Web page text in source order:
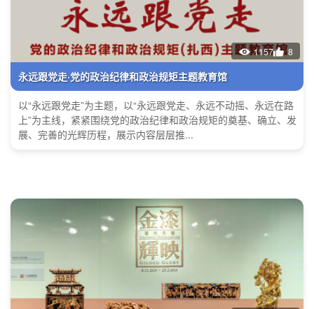
1157 8
永远跟党走·党的政治纪律和政治规矩主题教育馆
以“永远跟党走”为主题，以“永远跟党走、永远不动摇、永远在路
上”为主线，紧紧围绕党的政治纪律和政治规矩的奠基、确立、发
展、完善的光辉历程，展示内容层层推...